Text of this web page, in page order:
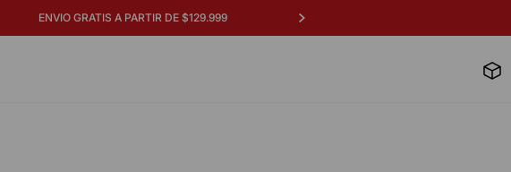
SUSCRIBITE AL NEWSLETTER Y OBTENÉ UN 15% OFF